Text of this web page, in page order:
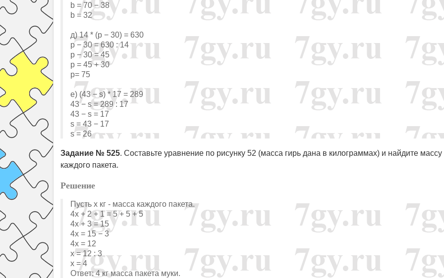
b = 70 − 38
b = 32
д) 14 * (p − 30) = 630
p − 30 = 630 : 14
p − 30 = 45
p = 45 + 30
p= 75
e) (43 − s) * 17 = 289
43 − s = 289 : 17
43 − s = 17
s = 43 − 17
s = 26
Задание № 525. Составьте уравнение по рисунку 52 (масса гирь дана в килограммах) и найдите массу
каждого пакета.
Решение
Пусть х кг - масса каждого пакета.
4x + 2 + 1 = 5 + 5 + 5
4x + 3 = 15
4x = 15 − 3
4x = 12
х = 12 : 3
х = 4
Ответ: 4 кг масса пакета муки.